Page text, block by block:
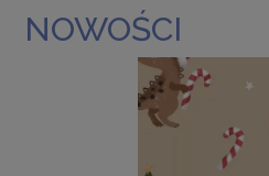
NOWOŚCI